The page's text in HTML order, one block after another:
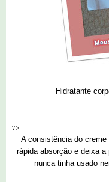
Hidratante
v>
A consistência do
rápida absorção e deixa
nunca tinha usado